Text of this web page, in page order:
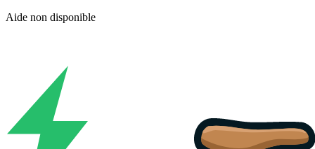
Aide non disponible